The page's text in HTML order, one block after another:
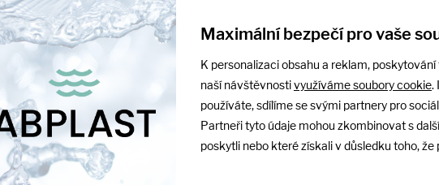
580 mm
s nosností 200 kg
Maximální bezpečí pro vaše
K personalizaci obsahu a reklam,
naší návštěvnostivyužíváme soubory cookie.
používáte, sdílíme se svými partnery pro
Partneři tyto údaje mohou zkombinovat s
poskytli nebo které získali v důsledku toho, že